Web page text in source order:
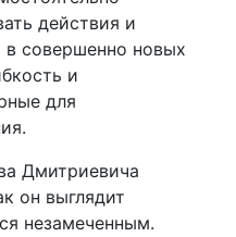
действия и
в совершенно новых
и
для
незамеченным.